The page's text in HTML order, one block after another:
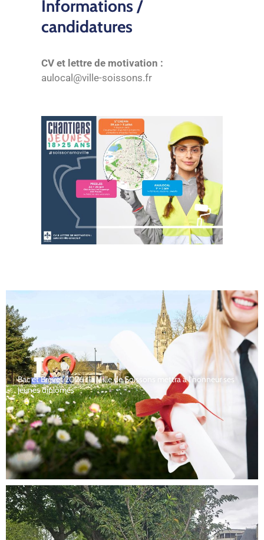
Informations /
candidatures
CV et lettre de motivation :
aulocal@ville-soissons.fr
Bac et Brevet 2026 : la Ville de Soissons mettra à l’honneur ses
jeunes diplômés